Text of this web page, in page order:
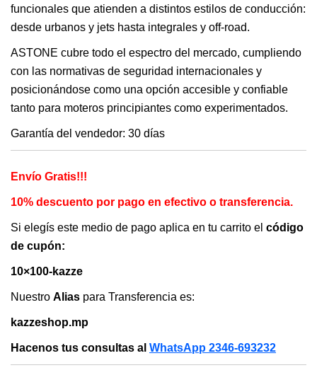
funcionales que atienden a distintos estilos de conducción:
desde urbanos y jets hasta integrales y off-road.
ASTONE cubre todo el espectro del mercado, cumpliendo
con las normativas de seguridad internacionales y
posicionándose como una opción accesible y confiable
tanto para moteros principiantes como experimentados.
Garantía del vendedor: 30 días
Envío Gratis!!!
10% descuento por pago en efectivo o transferencia.
Si elegís este medio de pago aplica en tu carrito el código
de cupón:
10×100-kazze
Nuestro Alias para Transferencia es:
kazzeshop.mp
Hacenos tus consultas al WhatsApp 2346-693232